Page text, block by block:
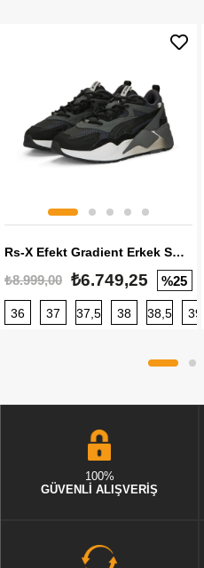
Rs-X Efekt Gradient Erkek Sneaker
₺8.999,00 ₺6.749,25 %25
36 37 37,5 38 38,5 39
100%
GÜVENLİ ALIŞVERİŞ